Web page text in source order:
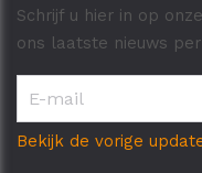
Schrijf u hier in op
ons laatste nieuws
Bekijk de vorige